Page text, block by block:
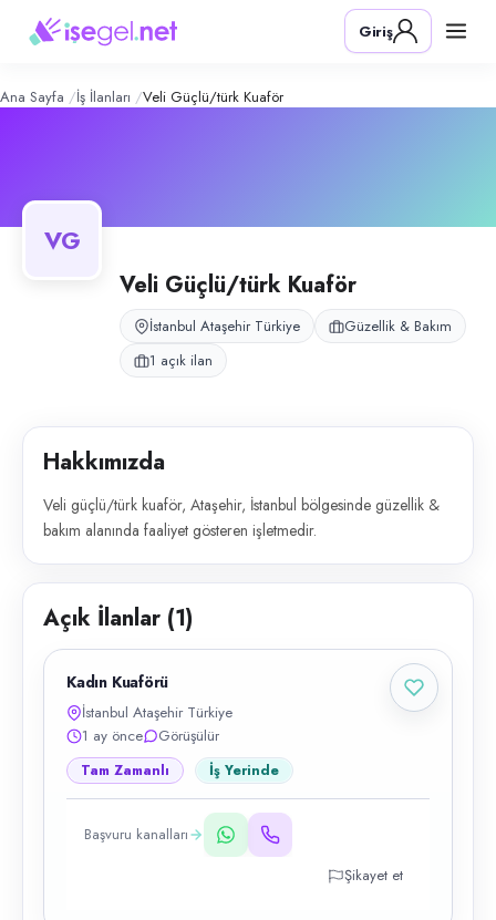
güçlü/türk kuaför – Şirket
Konum:
Veli güçlü/türk kuaför, Ataşehir, İstanbul bölgesinde güzellik & bakım
Giriş
Ana Sayfa İş İlanları Veli Güçlü/türk Kuaför
VG
Veli Güçlü/türk Kuaför
İstanbul Ataşehir Türkiye
Güzellik & Bakım
1 açık ilan
Hakkımızda
Veli güçlü/türk kuaför, Ataşehir, İstanbul bölgesinde güzellik &
bakım alanında faaliyet gösteren işletmedir.
Açık İlanlar (1)
Kadın Kuaförü
İstanbul Ataşehir Türkiye
1 ay önce
Görüşülür
Tam Zamanlı İş Yerinde
Başvuru kanalları
Şikayet et